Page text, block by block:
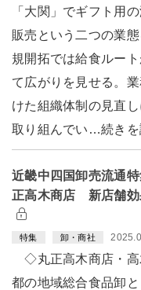
「大関」でギフト用
販売という二つの業
規開拓では給食ルー
て広がりを見せる。
けた組織体制の見直
取り組んでい…続きを
近畿中四国卸売流通
正高木商店 新店舗効
特集 卸・商社
◇丸正高木商店・
都の地域総合食品卸